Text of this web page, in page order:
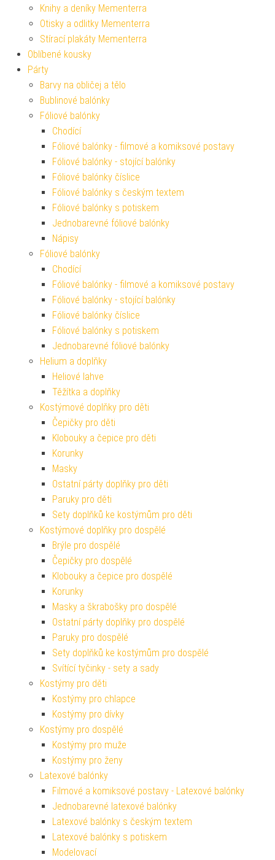
Knihy a deníky Mementerra
Otisky a odlitky Mementerra
Stírací plakáty Mementerra
Oblíbené kousky
Párty
Barvy na obličej a tělo
Bublinové balónky
Fóliové balónky
Chodící
Fóliové balónky - filmové a komiksové postavy
Fóliové balónky - stojící balónky
Fóliové balónky číslice
Fóliové balónky s českým textem
Fóliové balónky s potiskem
Jednobarevné fóliové balónky
Nápisy
Fóliové balónky
Chodící
Fóliové balónky - filmové a komiksové postavy
Fóliové balónky - stojící balónky
Fóliové balónky číslice
Fóliové balónky s potiskem
Jednobarevné fóliové balónky
Helium a doplňky
Heliové lahve
Těžítka a doplňky
Kostýmové doplňky pro děti
Čepičky pro děti
Klobouky a čepice pro děti
Korunky
Masky
Ostatní párty doplňky pro děti
Paruky pro děti
Sety doplňků ke kostýmům pro děti
Kostýmové doplňky pro dospělé
Brýle pro dospělé
Čepičky pro dospělé
Klobouky a čepice pro dospělé
Korunky
Masky a škrabošky pro dospělé
Ostatní párty doplňky pro dospělé
Paruky pro dospělé
Sety doplňků ke kostýmům pro dospělé
Svítící tyčinky - sety a sady
Kostýmy pro děti
Kostýmy pro chlapce
Kostýmy pro dívky
Kostýmy pro dospělé
Kostýmy pro muže
Kostýmy pro ženy
Latexové balónky
Filmové a komiksové postavy - Latexové balónky
Jednobarevné latexové balónky
Latexové balónky s českým textem
Latexové balónky s potiskem
Modelovací